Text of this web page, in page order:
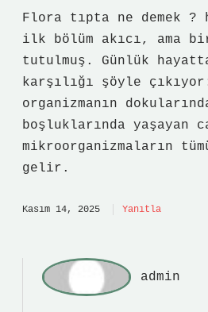
Flora tıpta ne demek ?
ilk bölüm akıcı, ama
tutulmuş. Günlük
karşılığı şöyle
organizmanın
boşluklarında yaşayan
mikroorganizmaların
gelir.
Kasım 14, 2025 Yanıtla